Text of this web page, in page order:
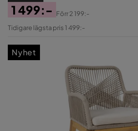
Pris
1 499:-
Original
Förr2 199:-
Tidigare lägsta pris 1 499:-
Nyhet